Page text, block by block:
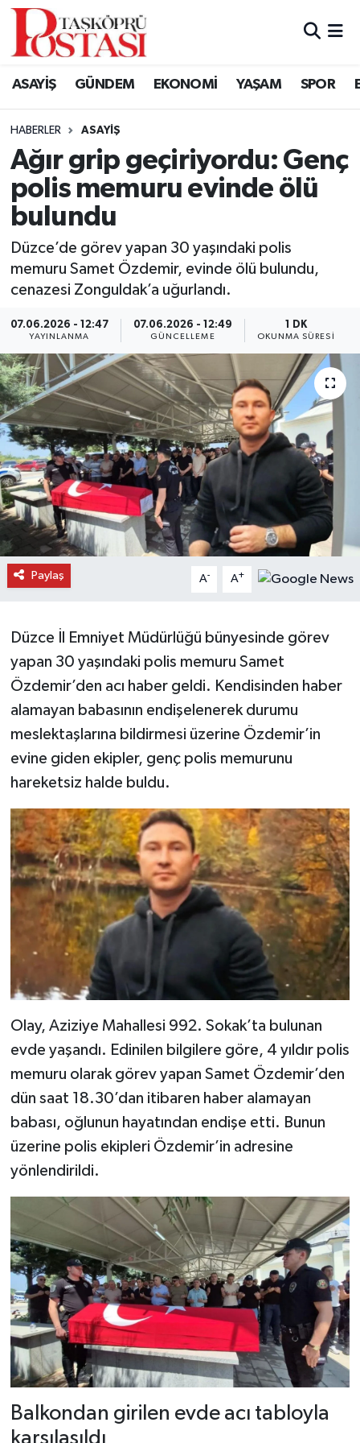
ASAYİŞ GÜNDEM EKONOMİ YAŞAM SPOR
HABERLER ASAYIŞ
Ağır grip geçiriyordu: Genç
polis memuru evinde ölü
bulundu
Düzce’de görev yapan 30 yaşındaki polis
memuru Samet Özdemir, evinde ölü bulundu,
cenazesi Zonguldak’a uğurlandı.
07.06.2026 - 12:47
YAYINLANMA
07.06.2026 - 12:49
GÜNCELLEME
1 DK
OKUNMA SÜRESI
Paylaş A- A+
Düzce İl Emniyet Müdürlüğü bünyesinde görev
yapan 30 yaşındaki polis memuru Samet
Özdemir’den acı haber geldi. Kendisinden haber
alamayan babasının endişelenerek durumu
meslektaşlarına bildirmesi üzerine Özdemir’in
evine giden ekipler, genç polis memurunu
hareketsiz halde buldu.
Olay, Aziziye Mahallesi 992. Sokak’ta bulunan
evde yaşandı. Edinilen bilgilere göre, 4 yıldır polis
memuru olarak görev yapan Samet Özdemir’den
dün saat 18.30’dan itibaren haber alamayan
babası, oğlunun hayatından endişe etti. Bunun
üzerine polis ekipleri Özdemir’in adresine
yönlendirildi.
Balkondan girilen evde acı tabloyla
Kastamonu Vefat Edenler
Araç Haberleri
Azdavay Haberleri
Bozkurt Haberleri
Daday Haberleri
Devrekani Haberleri
Doğanyurt Haberleri
Hanönü Haberleri
İhsangazi Haberleri
Küre Haberleri
Merkez Haberleri
Pınarbaşı Haberleri
Şenpazar Haberleri
Taşköprü Haberleri
Tosya Haberleri
Karadeniz Haberleri
Ulusal Haberler
Siyaset Haberleri
Yerel Haberler
Haber Arşivi